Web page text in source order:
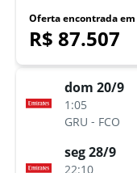
Oferta encontrada
R$ 87.507
dom 20/9
1:05
GRU - FCO
seg 28/9
22:10